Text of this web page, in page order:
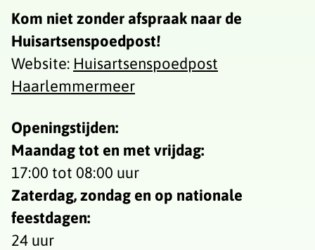
Kom niet zonder afspraak naar de
Huisartsenspoedpost!
Website: Huisartsenspoedpost
Haarlemmermeer
Openingstijden:
Maandag tot en met vrijdag:
17:00 tot 08:00 uur
Zaterdag, zondag en op nationale
feestdagen:
24 uur